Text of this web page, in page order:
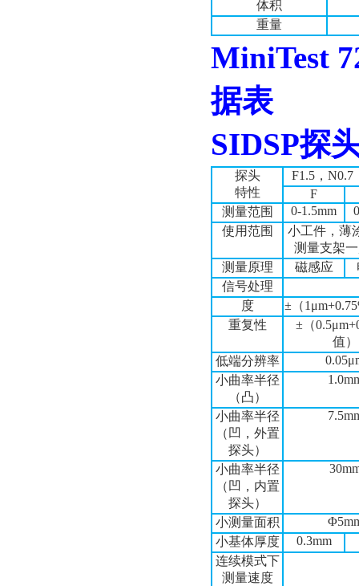
体积
重量
MiniTest
据表
SIDSP探
探头
特性
F1.5， N0.7
F
测量范围
0-1.5mm
使用范围
小工件，薄
测量支架
测量原理
磁感应
信号处理
度
± （
重复性
± （
值）
低端分辨率
小曲率半径
（凸）
小曲率半径
（凹，外置
探头）
小曲率半径
（凹，内置
探头）
小测量面积
小基体厚度
0.3mm
连续模式下
测量速度